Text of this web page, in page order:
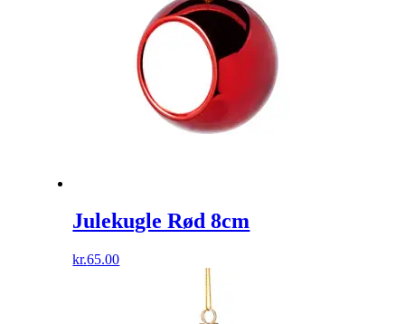
Julekugle Rød 8cm
kr.65.00